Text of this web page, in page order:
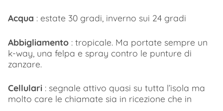
Acqua : estate 30 gradi, inverno sui 24 gradi
Abbigliamento : tropicale. Ma portate sempre un
k-way, una felpa e spray contro le punture di
zanzare.
Cellulari : segnale attivo quasi su tutta l’isola ma
molto care le chiamate sia in ricezione che in